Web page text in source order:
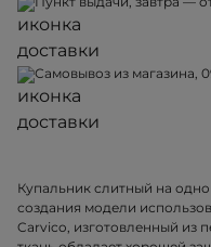
Самовывоз из магазина,
Купальник слитный на
создания модели
Carvico, изготовленный из